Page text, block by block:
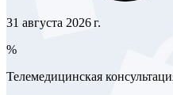
31 августа 2026 г.
%
Телемедицинская